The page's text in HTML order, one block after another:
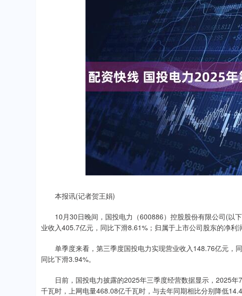
本报讯(记者贺王娟)
10月30日晚间，国投电力（600886）控股股份有限公司(以
业收入405.7亿元，同比下滑8.61%；归属于上市公司股东的净利
单季度来看，第三季度国投电力实现营业收入148.76亿元，
同比下滑3.94%。
日前，国投电力披露的2025年三季度经营数据显示，2025年
千瓦时，上网电量468.08亿千瓦时，与去年同期相比分别降低
3900.35 21.92 0.57% 深证成指